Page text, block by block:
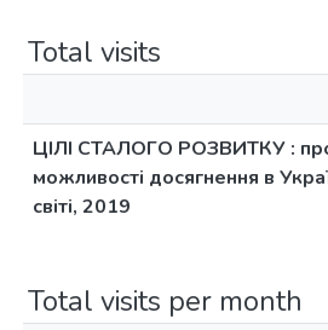
Total visits
ЦІЛІ СТАЛОГО РОЗВИТКУ :
можливості досягнення в
світі, 2019
Total visits per month